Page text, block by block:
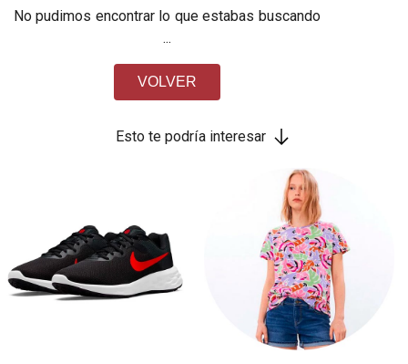
No pudimos encontrar lo que estabas buscando
...
VOLVER
Esto te podría interesar